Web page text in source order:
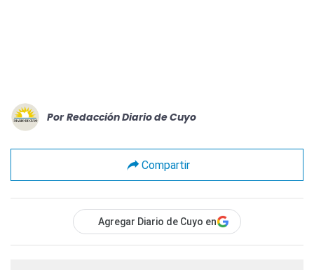
Por Redacción Diario de Cuyo
Compartir
Agregar Diario de Cuyo en